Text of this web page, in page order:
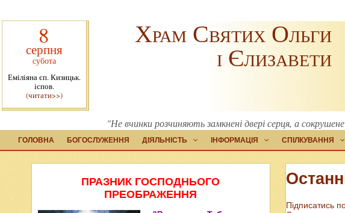
8
серпня
субота
Еміліяна єп. Кизицьк.
іспов.
(читати>>)
Храм Святих Ольги
і Єлизавети
"Не вчинки розчиняють замкнені двері серця, а
ГОЛОВНА БОГОСЛУЖЕННЯ ДІЯЛЬНІСТЬ ІНФОРМАЦІЯ СПІЛКУВАННЯ
ПРАЗНИК ГОСПОДНЬОГО
ПРЕОБРАЖЕННЯ
Підписатись